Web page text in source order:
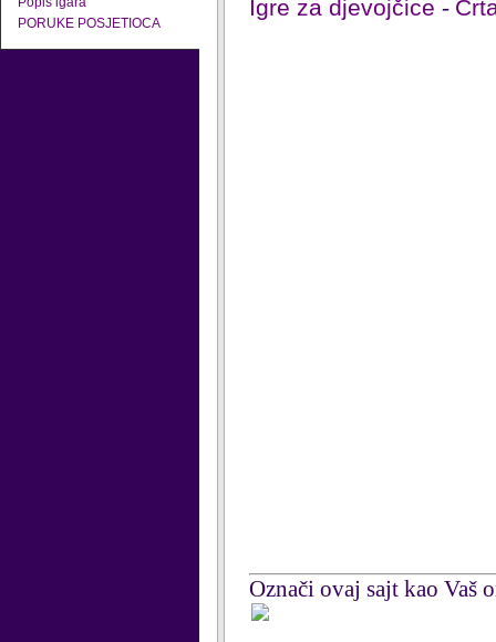
PORUKE POSJETIOCA
Igre za djevojčice -
Označi ovaj sajt kao Vaš